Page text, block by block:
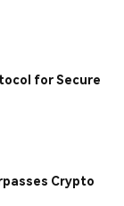
for Secure
Crypto